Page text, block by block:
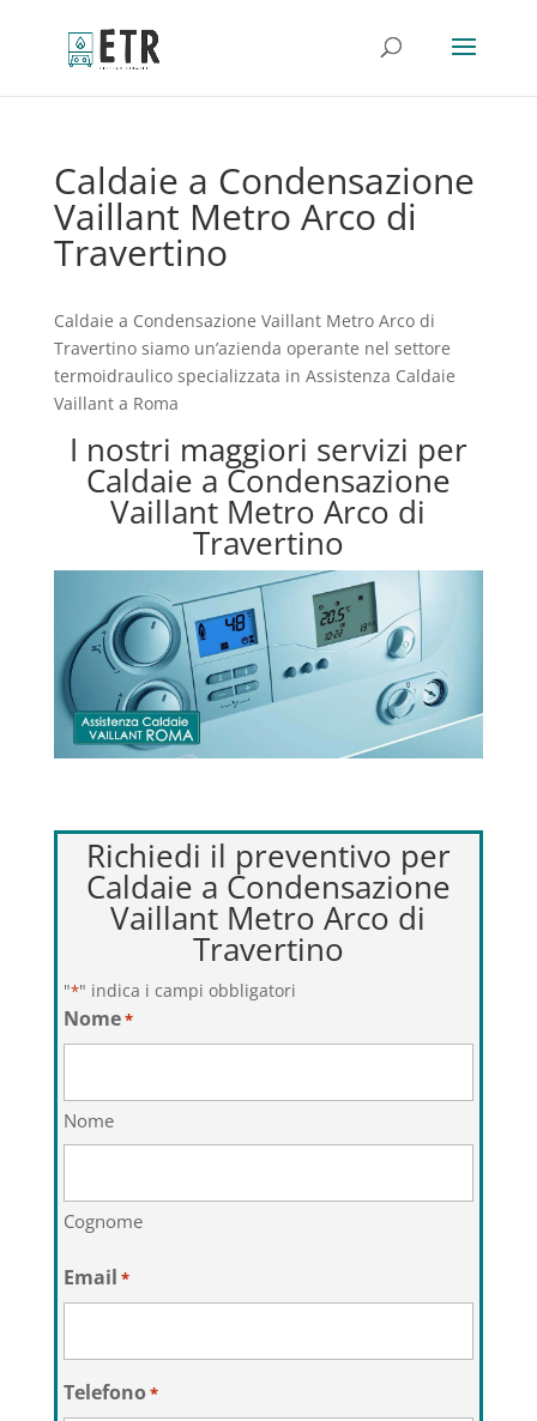
Caldaie a Condensazione
Vaillant Metro Arco di
Travertino
Caldaie a Condensazione Vaillant Metro Arco di
Travertino siamo un’azienda operante nel settore
termoidraulico specializzata in Assistenza Caldaie
Vaillant a Roma
I nostri maggiori servizi per
Caldaie a Condensazione
Vaillant Metro Arco di
Travertino
Richiedi il preventivo per
Caldaie a Condensazione
Vaillant Metro Arco di
Travertino
"*" indica i campi obbligatori
Nome*
Nome
Cognome
Email *
Telefono*